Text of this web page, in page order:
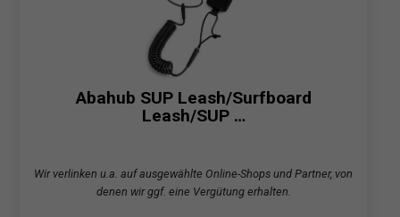
Abahub SUP Leash/Surfboard
Leash/SUP …
Wir verlinken u.a. auf ausgewählte Online-Shops und Partner, von
denen wir ggf. eine Vergütung erhalten.